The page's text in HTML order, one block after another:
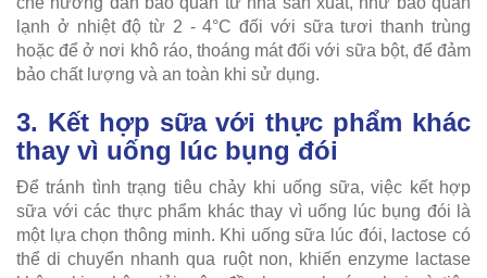
lạnh ở nhiệt độ từ 2 - 4°C đối với sữa tươi thanh trùng
hoặc để ở nơi khô ráo, thoáng mát đối với sữa bột, để đảm
bảo chất lượng và an toàn khi sử dụng.
3. Kết hợp sữa với thực phẩm khác
thay vì uống lúc bụng đói
Để tránh tình trạng tiêu chảy khi uống sữa, việc kết hợp
sữa với các thực phẩm khác thay vì uống lúc bụng đói là
một lựa chọn thông minh. Khi uống sữa lúc đói, lactose có
thể di chuyển nhanh qua ruột non, khiến enzyme lactase